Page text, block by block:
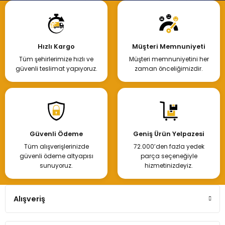
Hızlı Kargo
Tüm şehirlerimize hızlı ve
güvenli teslimat yapıyoruz.
Müşteri Memnuniyeti
Müşteri memnuniyetini her
zaman önceliğimizdir.
Güvenli Ödeme
Tüm alışverişlerinizde
güvenli ödeme altyapısı
sunuyoruz.
Geniş Ürün Yelpazesi
72.000’den fazla yedek
parça seçeneğiyle
hizmetinizdeyiz.
Alışveriş